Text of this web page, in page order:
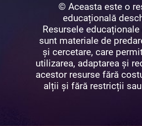
© Aceasta este o
educațională
Resursele
sunt materiale de
și cercetare, care
utilizarea, adaptarea și
acestor resurse fără
alții și fără restricții